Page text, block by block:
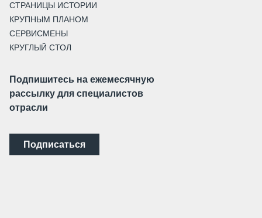
СТРАНИЦЫ ИСТОРИИ
КРУПНЫМ ПЛАНОМ
СЕРВИСМЕНЫ
КРУГЛЫЙ СТОЛ
Подпишитесь на ежемесячную
рассылку для специалистов
отрасли
Подписаться